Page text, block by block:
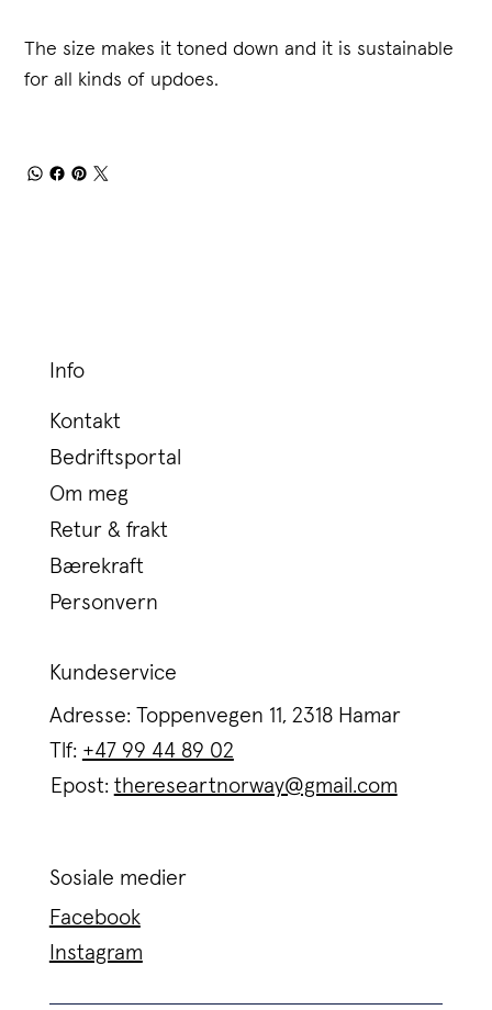
The size makes it toned down and it is sustainable
for all kinds of updoes.
Info
Kontakt
Bedriftsportal
Om meg
Retur & frakt
Bærekraft
Personvern
Kundeservice
Adresse: Toppenvegen 11, 2318 Hamar
Tlf: +47 99 44 89 02
Epost: thereseartnorway@gmail.com
Sosiale medier
Facebook
Instagram